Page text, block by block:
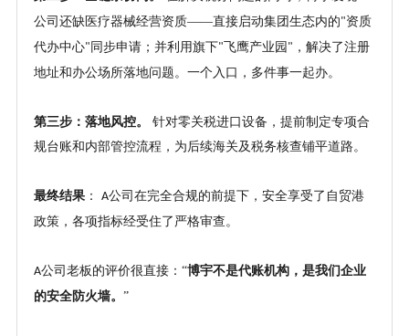
公司还缺医疗器械经营资质——直接启动集团生态内的"资质
代办中心" 同步申请；并利用旗下" 飞鹰产业园 " ，解决了注册
地址和办公场所落地问题。一个入口，多件事一起办。
第三步：落地风控。
针对零关税进口设备，提前制定专项合
规台账和内部管控流程，为后续海关及税务核查铺平道路。
最终结果： A公司在完全合规的前提下，安全享受了自贸港
政策，各项指标经受住了严格审查。
A公司老板的评价很直接：“博宇不是代账机构，是我们企业
的安全防火墙。 ”